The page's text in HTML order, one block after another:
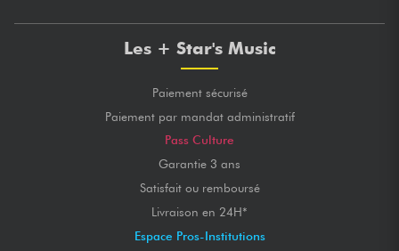
Les + Star's Music
Paiement sécurisé
Paiement par mandat administratif
Pass Culture
Garantie 3 ans
Satisfait ou remboursé
Livraison en 24H*
Espace Pros-Institutions